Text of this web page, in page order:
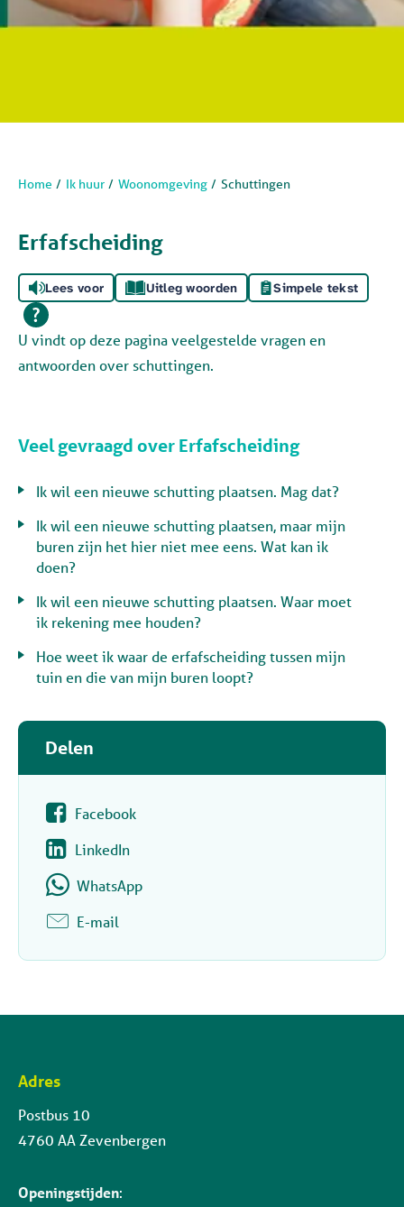
Home Ik huur Woonomgeving Schuttingen
Erfafscheiding
Lees voor Uitleg woorden Simpele tekst
U vindt op deze pagina veelgestelde vragen en
antwoorden over schuttingen.
Veel gevraagd over Erfafscheiding
Ik wil een nieuwe schutting plaatsen. Mag dat?
Ik wil een nieuwe schutting plaatsen, maar mijn
buren zijn het hier niet mee eens. Wat kan ik
doen?
Ik wil een nieuwe schutting plaatsen. Waar moet
ik rekening mee houden?
Hoe weet ik waar de erfafscheiding tussen mijn
tuin en die van mijn buren loopt?
Delen
Facebook
LinkedIn
WhatsApp
E-mail
Contactinformatie
Adres
Postbus 10
4760 AA Zevenbergen
Openingstijden: